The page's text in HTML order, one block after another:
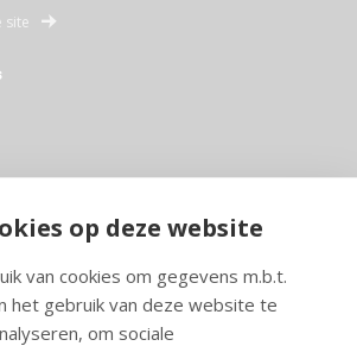
op deze website
van cookies om gegevens m.b.t.
het gebruik van deze website te
om sociale
site